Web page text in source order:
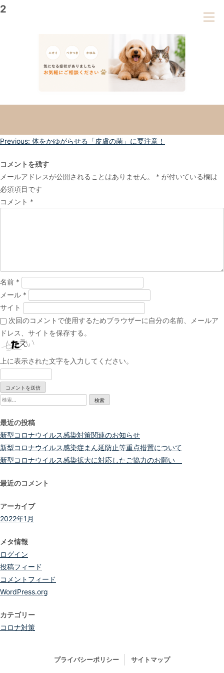
2
投
ナ
ビ
ゲ
ー
Previous: 体をかゆがらせる「皮膚の菌」に要注意！
コメントを残す
メールアドレスが公開されることはありません。
* が付いている欄は
必須項目です
コメント *
名前 *
メール *
サイト
次回のコメントで使用するためブラウザーに自分の名前、メールア
ドレス、サイトを保存する。
上に表示された文字を入力してください。
検
最近の投稿
新型コロナウイルス感染対策関連のお知らせ
新型コロナウイルス感染症まん延防止等重点措置について
新型コロナウイルス感染拡大に対応したご協力のお願い
最近のコメント
アーカイブ
2022年1月
メタ情報
ログイン
投稿フィード
コメントフィード
WordPress.org
カテゴリー
コロナ対策
プライバシーポリシー サイトマップ